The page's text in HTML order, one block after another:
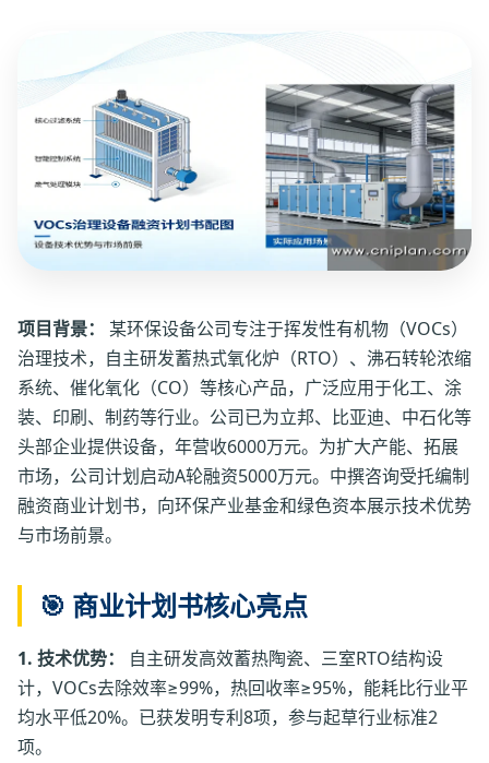
项目背景：
某环保设备公司专注于挥发性有机物（VOCs）
治理技术，自主研发蓄热式氧化炉（RTO）、沸石转轮浓缩
系统、催化氧化（CO）等核心产品，广泛应用于化工、涂
装、印刷、制药等行业。公司已为立邦、比亚迪、中石化等
头部企业提供设备，年营收6000万元。为扩大产能、拓展
市场，公司计划启动A轮融资5000万元。中撰咨询受托编制
融资商业计划书，向环保产业基金和绿色资本展示技术优势
与市场前景。
🎯 商业计划书核心亮点
1. 技术优势：
自主研发高效蓄热陶瓷、三室RTO结构设
计，VOCs去除效率≥99%，热回收率≥95%，能耗比行业平
均水平低20%。已获发明专利8项，参与起草行业标准2
项。